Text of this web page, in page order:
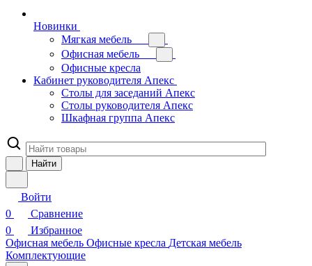
Новинки
Мягкая мебель
Офисная мебель
Офисные кресла
Кабинет руководителя Апекс
Столы для заседаний Апекс
Столы руководителя Апекс
Шкафная группа Апекс
Найти
Войти
0
Сравнение
0
Избранное
Офисная мебель Офисные кресла Детская мебель
Комплектующие